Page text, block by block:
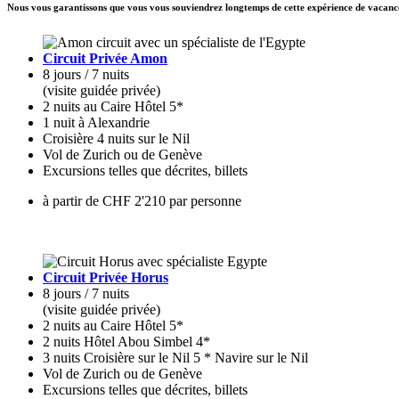
Nous vous garantissons que vous vous souviendrez longtemps de cette expérience de
Circuit Privée Amon
8 jours / 7 nuits
(visite guidée privée)
2 nuits au Caire Hôtel 5*
1 nuit à Alexandrie
Croisière 4 nuits sur le Nil
Vol de Zurich ou de Genève
Excursions telles que décrites, billets
à partir de CHF 2'210 par personne
Circuit Privée Horus
8 jours / 7 nuits
(visite guidée privée)
2 nuits au Caire Hôtel 5*
2 nuits Hôtel Abou Simbel 4*
3 nuits Croisière sur le Nil 5 * Navire sur le Nil
Vol de Zurich ou de Genève
Excursions telles que décrites, billets